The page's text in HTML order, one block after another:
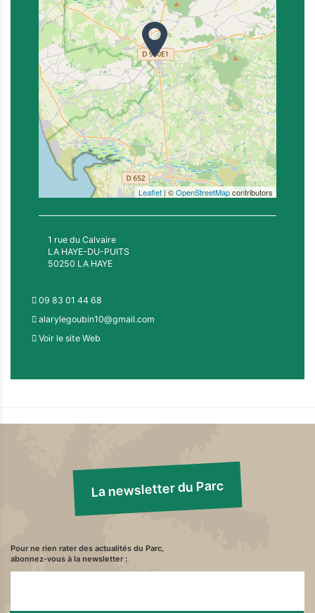
Leaflet | ©OpenStreetMapcontributors
1 rue du Calvaire
LA HAYE-DU-PUITS
50250 LA HAYE
09 83 01 44 68
alarylegoubin10@gmail.com
Voir le site Web
La newsletter du Parc
Pour ne rien rater des actualités du Parc,
abonnez-vous à la newsletter :